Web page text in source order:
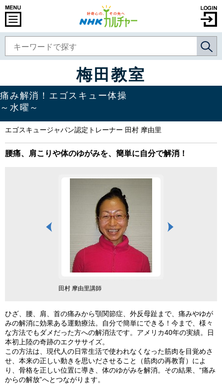
梅田教室
痛み解消！エゴスキュー体操
～水曜～
エゴスキュージャパン認定トレーナー 田村 摩由里
腰痛、肩こりや体のゆがみを、簡単に自分で解消！
田村 摩由里講師
ひざ、腰、肩、首の痛みから顎関節症、外反母趾まで、痛みやゆが
みの解消に効果ある運動療法。自分で簡単にできる！今まで、様々
な方法でもダメだった方への解消法です。アメリカ40年の実績。日
本初上陸の奇跡のエクササイズ。
この方法は、現代人の日常生活で使われなくなった筋肉を目覚めさ
せ、本来の正しい動きを思いださせること（筋肉の再教育）によ
り、骨格を正しい位置に導き、体のゆがみを解消。その結果、“痛み
からの解放”へとつながります。